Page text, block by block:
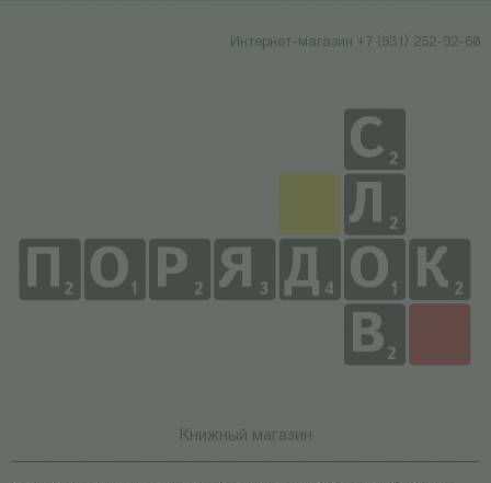
Интернет-магазин +7 (931) 252-92-60
Книжный магазин